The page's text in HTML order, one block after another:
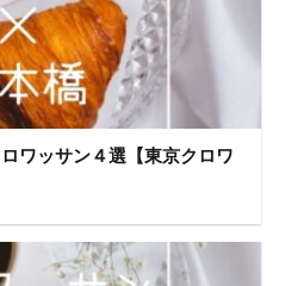
ワッサン４選【東京クロワ